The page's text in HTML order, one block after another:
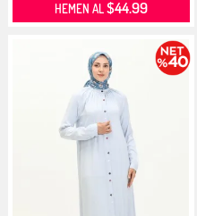
HEMEN AL$44.99